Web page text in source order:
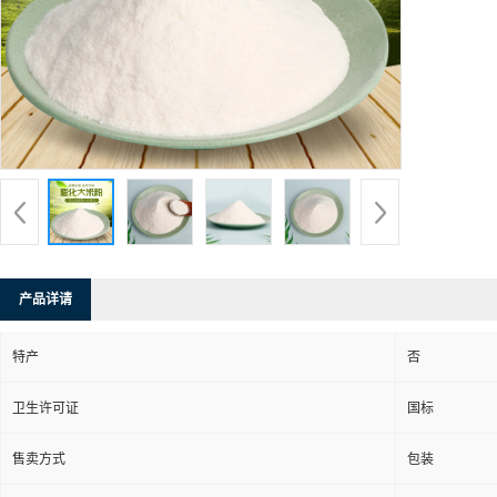
产品详请
特产 否
卫生许可证 国标
售卖方式 包装